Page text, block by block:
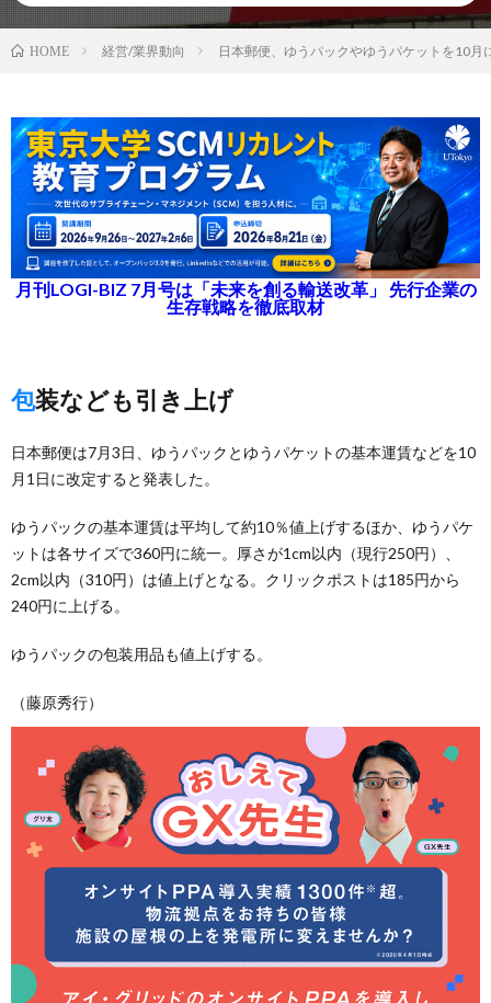
HOME 経営/業界動向 日本郵便、ゆうパックやゆうパケットを10
月刊LOGI-BIZ 7月号は「未来を創る輸送改革」 先行企業の
生存戦略を徹底取材
包装なども引き上げ
日本郵便は7月3日、ゆうパックとゆうパケットの基本運賃などを10
月1日に改定すると発表した。
ゆうパックの基本運賃は平均して約10％値上げするほか、ゆうパケ
ットは各サイズで360円に統一。厚さが1cm以内（現行250円）、
2cm以内（310円）は値上げとなる。クリックポストは185円から
240円に上げる。
ゆうパックの包装用品も値上げする。
（藤原秀行）